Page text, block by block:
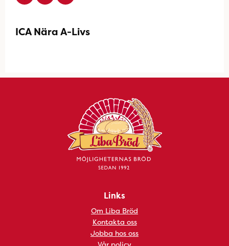
ICA Nära A-Livs
Links
Om Liba Bröd
Kontakta oss
Jobba hos oss